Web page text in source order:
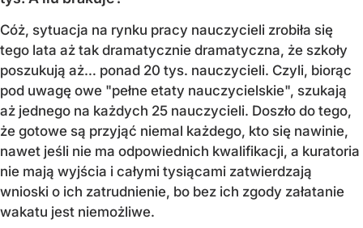
Cóż, sytuacja na rynku pracy nauczycieli zrobiła się
tego lata aż tak dramatycznie dramatyczna, że szkoły
poszukują aż… ponad 20 tys. nauczycieli. Czyli, biorąc
pod uwagę owe "pełne etaty nauczycielskie", szukają
aż jednego na każdych 25 nauczycieli. Doszło do tego,
że gotowe są przyjąć niemal każdego, kto się nawinie,
nawet jeśli nie ma odpowiednich kwalifikacji, a kuratoria
nie mają wyjścia i całymi tysiącami zatwierdzają
wnioski o ich zatrudnienie, bo bez ich zgody załatanie
wakatu jest niemożliwe.